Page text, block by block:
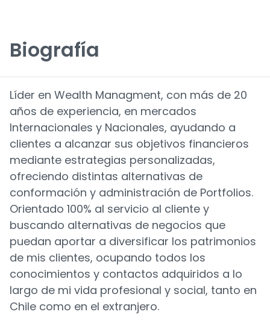
Biografía
Líder en Wealth Managment, con más de 20
años de experiencia, en mercados
Internacionales y Nacionales, ayudando a
clientes a alcanzar sus objetivos financieros
mediante estrategias personalizadas,
ofreciendo distintas alternativas de
conformación y administración de Portfolios.
Orientado 100% al servicio al cliente y
buscando alternativas de negocios que
puedan aportar a diversificar los patrimonios
de mis clientes, ocupando todos los
conocimientos y contactos adquiridos a lo
largo de mi vida profesional y social, tanto en
Chile como en el extranjero.